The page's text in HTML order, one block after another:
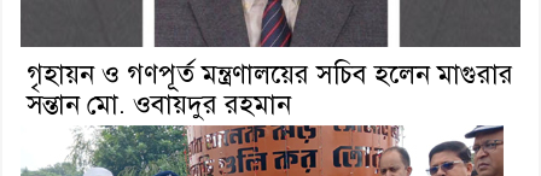
গৃহায়ন ও গণপূর্ত মন্ত্রণালয়ের সচিব হলেন মাগুরার
সন্তান মো. ওবায়দুর রহমান